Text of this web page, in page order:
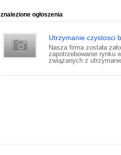
znalezione ogłoszenia
Utrzymanie czystosci
Nasza firma została
zapotrzebowanie rynku
związanych z